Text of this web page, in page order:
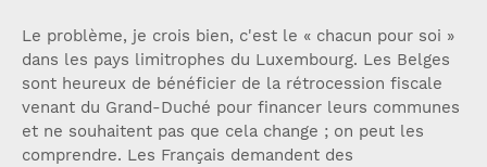
Le problème, je crois bien, c'est le « chacun pour soi »
dans les pays limitrophes du Luxembourg. Les Belges
sont heureux de bénéficier de la rétrocession fiscale
venant du Grand-Duché pour financer leurs communes
et ne souhaitent pas que cela change ; on peut les
comprendre. Les Français demandent des